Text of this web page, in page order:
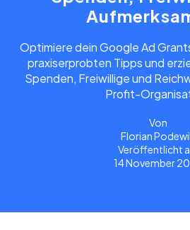
Optimiere dein Google Ad
praxiserprobten Tipps und
Spenden, Freiwillige und
Profit-
Von
Florian
Veröffentlicht
14 November